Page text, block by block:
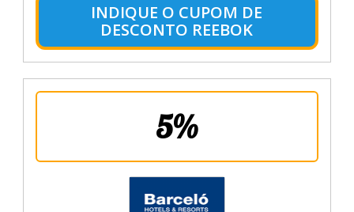
INDIQUE O CUPOM DE
DESCONTO REEBOK
5%